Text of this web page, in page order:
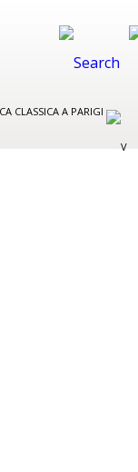
CLASSICA A PARIGI